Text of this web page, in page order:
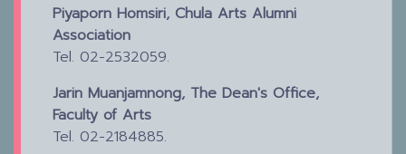
Piyaporn Homsiri, Chula Arts Alumni
Association
Tel. 02-2532059.
Jarin Muanjamnong, The Dean's Office,
Faculty of Arts
Tel. 02-2184885.